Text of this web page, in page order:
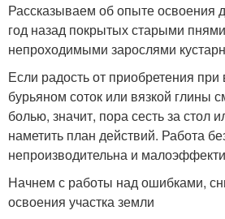
Рассказываем об опыте освоения
год назад покрытых старыми
непроходимыми зарослями
Если радость от приобретения
бурьяном соток или вязкой глины
болью, значит, пора сесть за стол
наметить план действий. Работа
непроизводительна и
Начнем с работы над ошибками,
освоения участка земли